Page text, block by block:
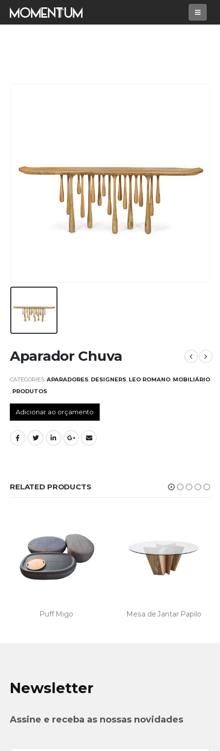
Aparador Chuva
CATEGORIES: APARADORES DESIGNERS LEO ROMANO MOBILIÁRIO
PRODUTOS
Adicionar ao orçamento
RELATED PRODUCTS
Mesa de Jantar Papilo Mesa de Jantar Sparks
Newsletter
Assine e receba as nossas novidades